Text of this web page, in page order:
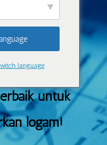
untuk
logam!
language